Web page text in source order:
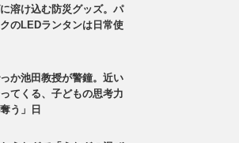
溶け込む防災グッズ。パ
のLEDランタンは日常使
か池田教授が警鐘。近い
てくる、子どもの思考力
う」日